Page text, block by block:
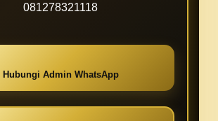
081278321118
Hubungi Admin WhatsApp